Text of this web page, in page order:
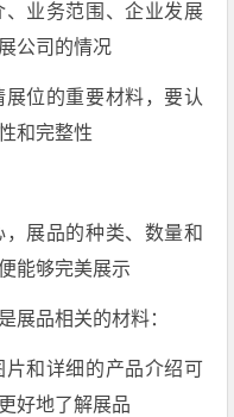
业务范围、企业发展
公司的情况
位的重要材料，要认
和完整性
展品的种类、数量和
能够完美展示
展品相关的材料：
和详细的产品介绍可
好地了解展品